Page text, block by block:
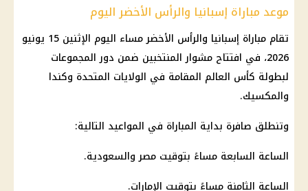
موعد مباراة إسبانيا والرأس الأخضر اليوم
تقام مباراة إسبانيا والرأس الأخضر مساء اليوم الإثنين 15 يونيو
2026، في افتتاح مشوار المنتخبين ضمن دور المجموعات
لبطولة كأس العالم المقامة في الولايات المتحدة وكندا
والمكسيك.
وتنطلق صافرة بداية المباراة في المواعيد التالية:
الساعة السابعة مساءً بتوقيت مصر والسعودية.
الساعة الثامنة مساءً بتوقيت الإمارات.